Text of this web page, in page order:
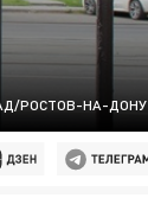
РОСТОВ-НА-ДОНУ